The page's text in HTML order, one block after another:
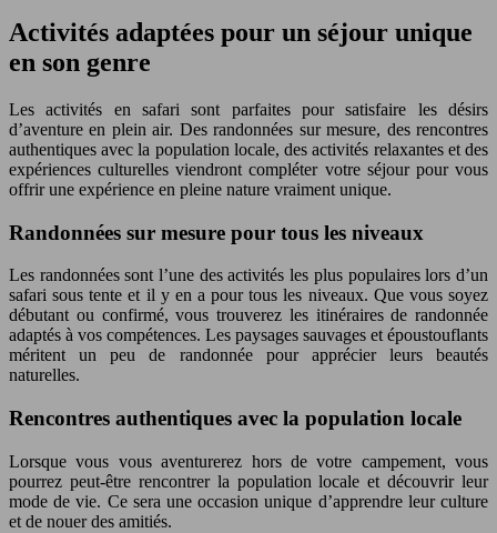
Activités adaptées pour un séjour unique
en son genre
Les activités en safari sont parfaites pour satisfaire les désirs
d’aventure en plein air. Des randonnées sur mesure, des rencontres
authentiques avec la population locale, des activités relaxantes et des
expériences culturelles viendront compléter votre séjour pour vous
offrir une expérience en pleine nature vraiment unique.
Randonnées sur mesure pour tous les niveaux
Les randonnées sont l’une des activités les plus populaires lors d’un
safari sous tente et il y en a pour tous les niveaux. Que vous soyez
débutant ou confirmé, vous trouverez les itinéraires de randonnée
adaptés à vos compétences. Les paysages sauvages et époustouflants
méritent un peu de randonnée pour apprécier leurs beautés
naturelles.
Rencontres authentiques avec la population locale
Lorsque vous vous aventurerez hors de votre campement, vous
pourrez peut-être rencontrer la population locale et découvrir leur
mode de vie. Ce sera une occasion unique d’apprendre leur culture
et de nouer des amitiés.